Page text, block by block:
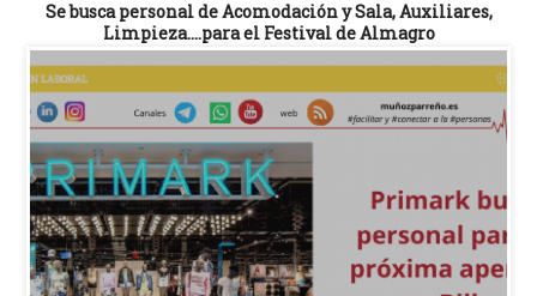
Se busca personal de Acomodación y Sala, Auxiliares,
Limpieza….para el Festival de Almagro